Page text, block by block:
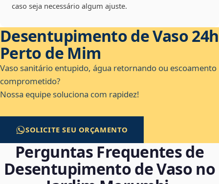
caso seja necessário algum ajuste.
Desentupimento de Vaso 24h
Perto de Mim
Vaso sanitário entupido, água retornando ou escoamento
comprometido?
Nossa equipe soluciona com rapidez!
SOLICITE SEU ORÇAMENTO
Perguntas Frequentes de
Desentupimento de Vaso no